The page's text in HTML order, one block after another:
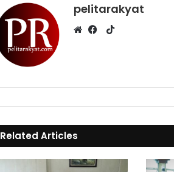
pelitarakyat
s
e
k
T
o
Related Articles